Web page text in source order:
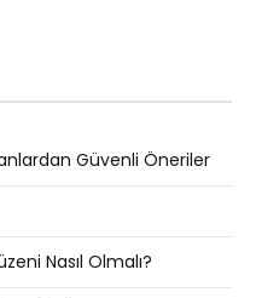
Güvenli Öneriler
Nasıl Olmalı?